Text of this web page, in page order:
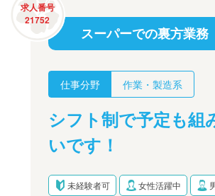
求人番号
21752
スーパーでの裏方業務
仕事分野 作業・製造系
シフト制で予定も組
いです！
未経験者可 女性活躍中